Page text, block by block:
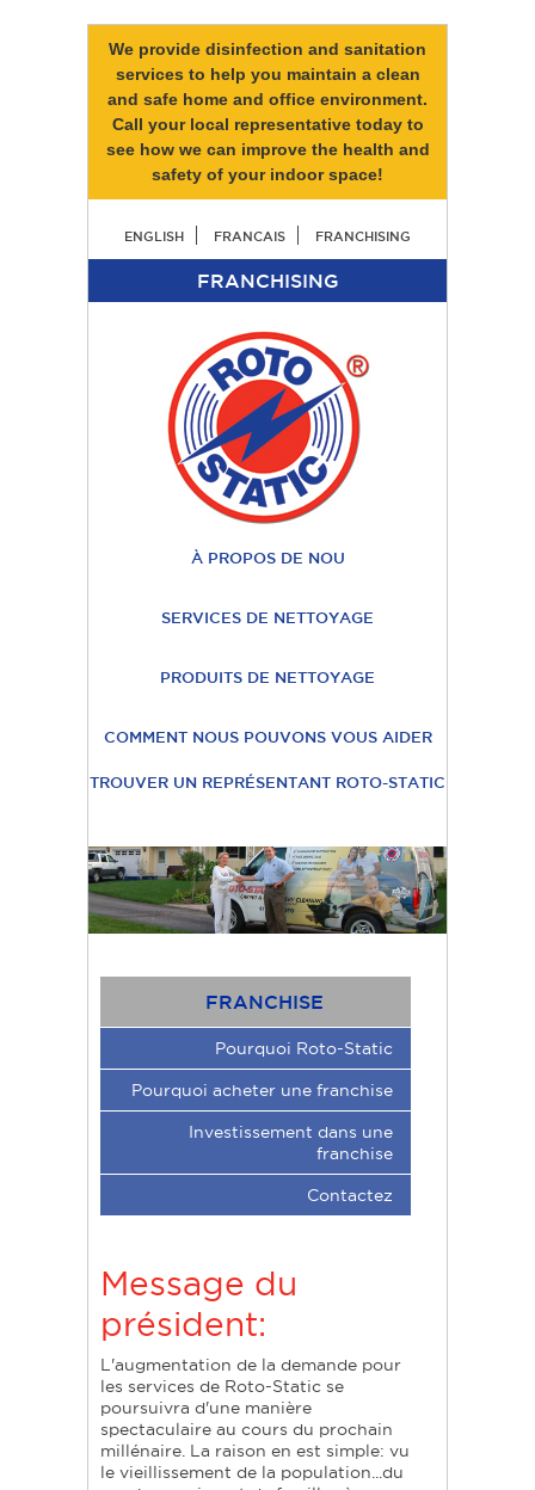
We provide disinfection and sanitation
services to help you maintain a clean
and safe home and office environment.
Call your local representative today to
see how we can improve the health and
safety of your indoor space!
ENGLISH FRANCAIS FRANCHISING
FRANCHISING
À PROPOS DE NOU
SERVICES DE NETTOYAGE
PRODUITS DE NETTOYAGE
COMMENT NOUS POUVONS VOUS AIDER
TROUVER UN REPRÉSENTANT ROTO-STATIC
FRANCHISE
Pourquoi Roto-Static
Pourquoi acheter une franchise
Investissement dans une
franchise
Contactez
Message du
président:
L'augmentation de la demande pour
les services de Roto-Static se
poursuivra d'une manière
spectaculaire au cours du prochain
millénaire. La raison en est simple: vu
le vieillissement de la population...du